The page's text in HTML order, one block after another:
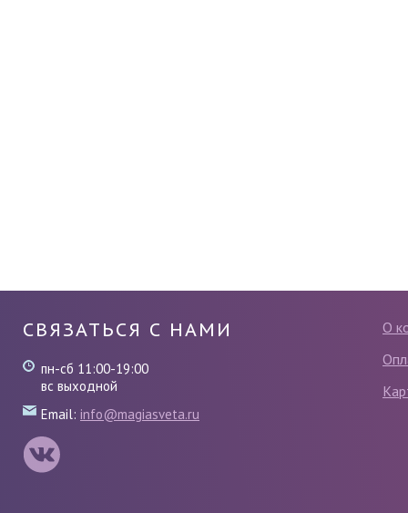
О
СВЯЗАТЬСЯ С НАМИ
пн-сб 11:00-19:00
вс выходной
Email: info@magiasveta.ru